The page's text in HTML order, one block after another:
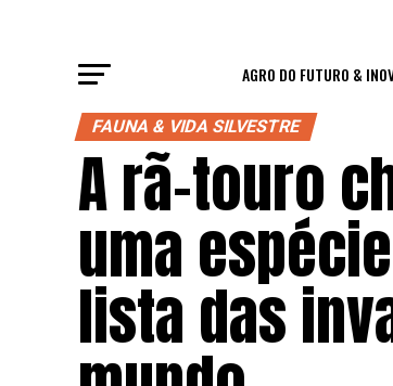
AGRO DO FUTURO &
FAUNA & VIDA SILVESTRE
A rã-touro
uma
lista das